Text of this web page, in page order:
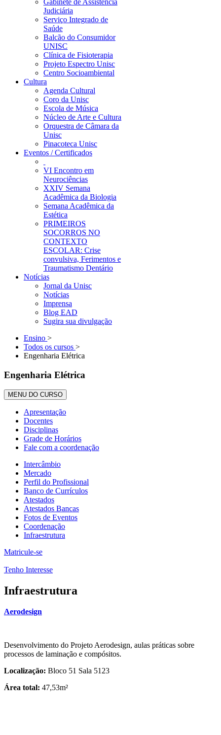
Gabinete de Assistência
Judiciária
Serviço Integrado de
Saúde
Balcão do Consumidor
UNISC
Clínica de Fisioterapia
Projeto Espectro Unisc
Centro Socioambiental
Cultura
Agenda Cultural
Coro da Unisc
Escola de Música
Núcleo de Arte e Cultura
Orquestra de Câmara da
Unisc
Pinacoteca Unisc
Eventos / Certificados
VI Encontro em
Neurociências
XXIV Semana
Acadêmica da Biologia
Semana Acadêmica da
Estética
PRIMEIROS
SOCORROS NO
CONTEXTO
ESCOLAR: Crise
convulsiva, Ferimentos e
Traumatismo Dentário
Notícias
Jornal da Unisc
Notícias
Imprensa
Blog EAD
Sugira sua divulgação
Ensino >
Todos os cursos >
Engenharia Elétrica
Engenharia Elétrica
MENU DO CURSO
Apresentação
Docentes
Disciplinas
Grade de Horários
Fale com a coordenação
Intercâmbio
Mercado
Perfil do Profissional
Banco de Currículos
Atestados
Atestados Bancas
Fotos de Eventos
Coordenação
Infraestrutura
Matricule-se
Tenho Interesse
Infraestrutura
Aerodesign
Desenvolvimento do Projeto Aerodesign, aulas práticas sobre
processos de laminação e compósitos.
Localização: Bloco 51 Sala 5123
Área total: 47,53m²